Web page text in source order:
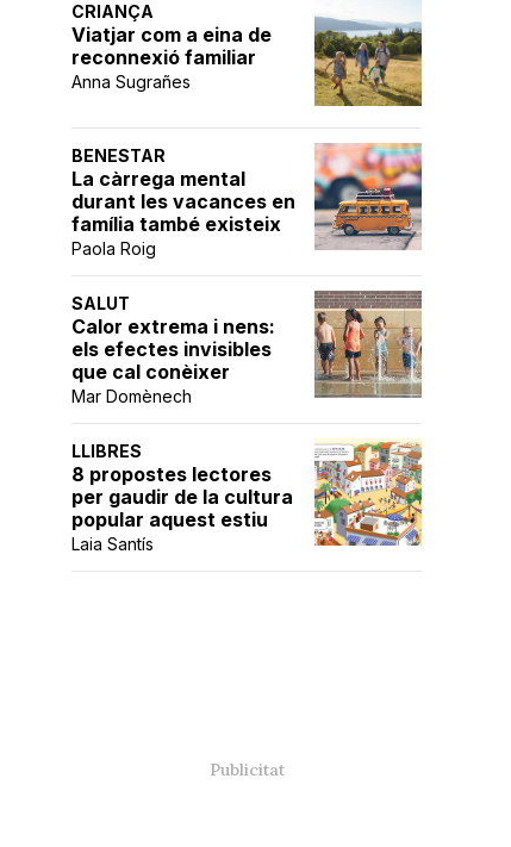
CRIANÇA
Viatjar com a eina de
reconnexió familiar
Anna Sugrañes
BENESTAR
La càrrega mental
durant les vacances en
família també existeix
Paola Roig
SALUT
Calor extrema i nens:
els efectes invisibles
que cal conèixer
Mar Domènech
LLIBRES
8 propostes lectores
per gaudir de la cultura
popular aquest estiu
Laia Santís